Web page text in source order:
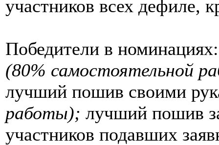
участников всех дефиле,
Победители в
(80% самостоятельной
лучший пошив своими
работы); лучший пошив
участников подавших